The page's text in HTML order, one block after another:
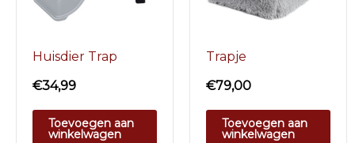
Huisdier Trap
€34,99
Toevoegen aan
winkelwagen
Trapje
€79,00
Toevoegen aan
winkelwagen